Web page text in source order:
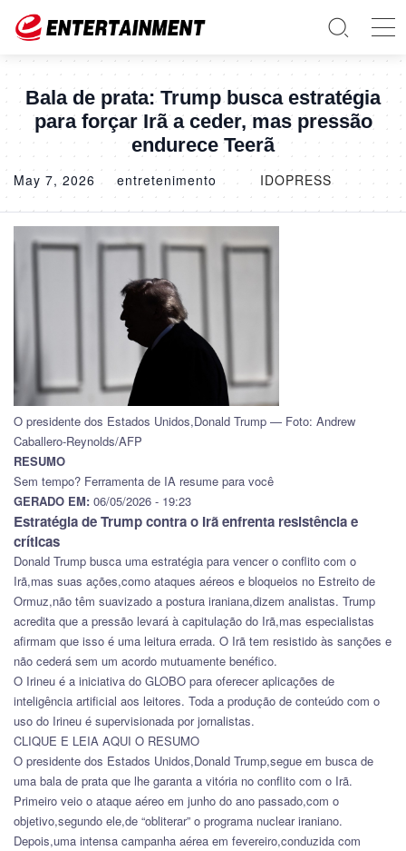
Bala de prata: Trump busca estratégia
para forçar Irã a ceder, mas pressão
endurece Teerã
May 7, 2026 entretenimento IDOPRESS
O presidente dos Estados Unidos,Donald Trump — Foto: Andrew
Caballero-Reynolds/AFP
RESUMO
Sem tempo? Ferramenta de IA resume para você
GERADO EM: 06/05/2026 - 19:23
Estratégia de Trump contra o Irã enfrenta resistência e
críticas
Donald Trump busca uma estratégia para vencer o conflito com o
Irã,mas suas ações,como ataques aéreos e bloqueios no Estreito de
Ormuz,não têm suavizado a postura iraniana,dizem analistas. Trump
acredita que a pressão levará à capitulação do Irã,mas especialistas
afirmam que isso é uma leitura errada. O Irã tem resistido às sanções e
não cederá sem um acordo mutuamente benéfico.
O Irineu é a iniciativa do GLOBO para oferecer aplicações de
inteligência artificial aos leitores. Toda a produção de conteúdo com o
uso do Irineu é supervisionada por jornalistas.
CLIQUE E LEIA AQUI O RESUMO
O presidente dos Estados Unidos,Donald Trump,segue em busca de
uma bala de prata que lhe garanta a vitória no conflito com o Irã.
Primeiro veio o ataque aéreo em junho do ano passado,com o
objetivo,segundo ele,de “obliterar” o programa nuclear iraniano.
Depois,uma intensa campanha aérea em fevereiro,conduzida com